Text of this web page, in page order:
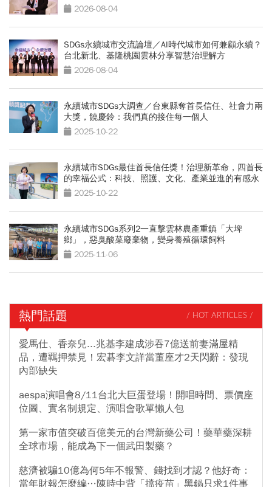
2026-08-04
SDGs永續城市交流論壇／AI時代城市如何兼顧永續？
台北新北、基隆桃園雲林分享智慧治理解方
2026-08-04
永續城市SDGs大調查／台東縣奪首長信任、社會力兩
大獎，饒慶鈴：我們真的接住每一個人
2025-10-22
永續城市SDGs最佳首長信任獎！治理新革命，四首長
的幸福公式：科技、照護、文化、產業並進的有感永
續 2025-10-22
永續城市SDGs系列2一直擊雲林農產重鎮「大埤
鄉」，惡臭酸菜廢棄物，變身養殖循環飼料
2025-11-06
熱門話題 / HOT ARTICLES /
愛馬仕、香奈兒...兆基李建成涉吞7億送前妻滿屋精
品，遭羈押禁見！宏碁李文詳當董座才2天閃辭：發現
內部缺失
aespa演唱會8/11台北大巨蛋登場！開唱時間、票價座
位圖、實名制規定、演唱會歌單懶人包
第一家市值突破百億美元的台灣新藥公司！藥華藥深耕
全球市場，能成為下一個武田製藥？
慈濟被騙10億為何5年不報警、錢找到才認？他好奇：
當年財報怎麼編…陳時中背「擋疫苗」黑鍋只求1件事